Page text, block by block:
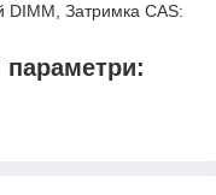
DIMM, Затримка CAS:
параметри: